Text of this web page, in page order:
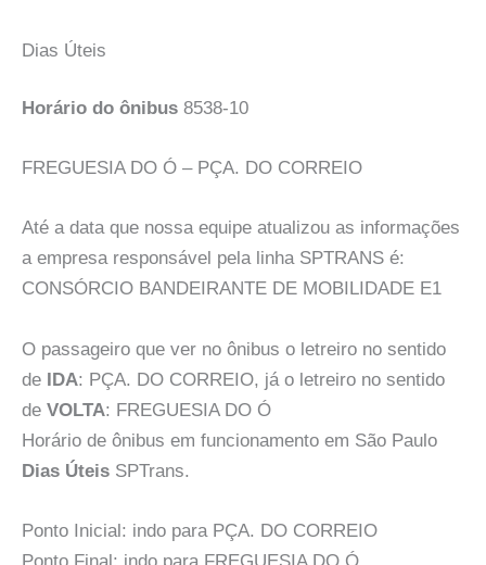
Dias Úteis
Horário do ônibus 8538-10
FREGUESIA DO Ó – PÇA. DO CORREIO
Até a data que nossa equipe atualizou as informações
a empresa responsável pela linha SPTRANS é:
CONSÓRCIO BANDEIRANTE DE MOBILIDADE E1
O passageiro que ver no ônibus o letreiro no sentido
de IDA: PÇA. DO CORREIO, já o letreiro no sentido
de VOLTA: FREGUESIA DO Ó
Horário de ônibus em funcionamento em São Paulo
Dias Úteis SPTrans.
Ponto Inicial: indo para PÇA. DO CORREIO